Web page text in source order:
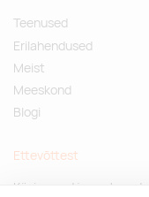
Teenused
Erilahendused
Meist
Meeskond
Blogi
Ettevõttest
Küsimused ja vastused